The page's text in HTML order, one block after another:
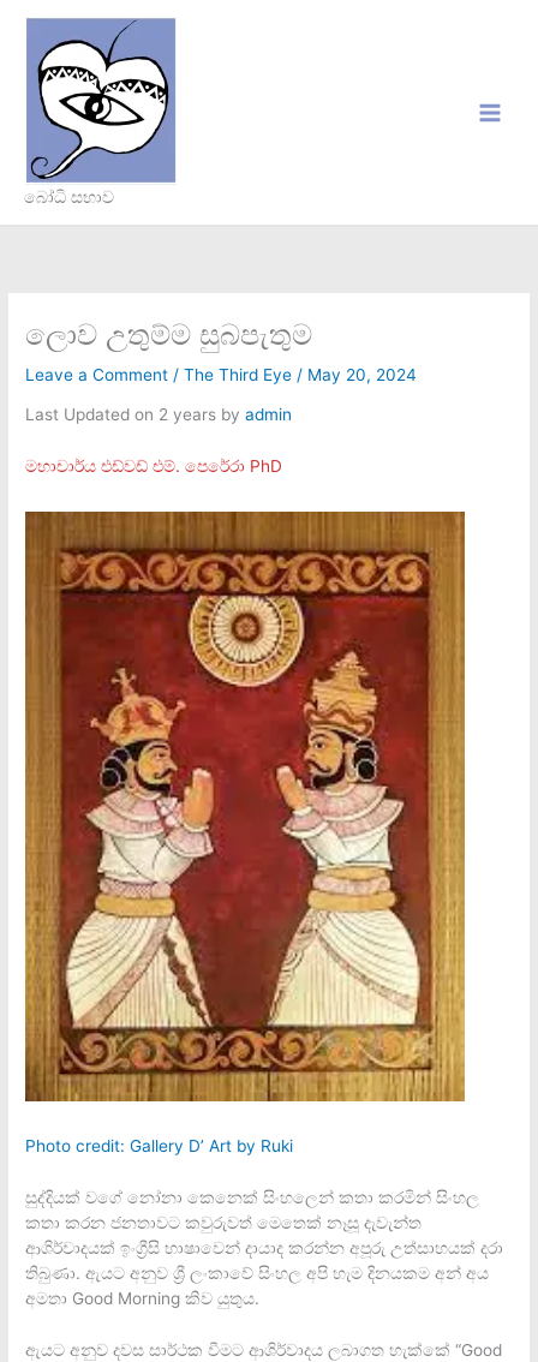
content
බෝධි සභාව
ලොව උතුම්ම සුබපැතුම
Leave a Comment /The Third Eye / May 20, 2024
Last Updated on 2 years byadmin
මහාචාර්ය එඩ්වඩ් එම්. පෙරේරා PhD
Photo credit: Gallery D’ Art by Ruki
සුද්දියක් වගේ නෝනා කෙනෙක් සිංහලෙන් කතා කරමින් සිංහල
කතා කරන ජනතාවට කවුරුවත් මෙතෙක් නෑසූ දැවැන්ත
ආශිර්වාදයක් ඉංග්‍රීසි භාෂාවෙන් දායාද කරන්න අපූරු උත්සාහයක් දරා
තිබුණා. ඇයට අනුව ශ්‍රී ලංකාවේ සිංහල අපි හැම දිනයකම අන් අය
අමතා Good Morning කිව යුතුය.
ඇයට අනුව දවස සාර්ථක වීමට ආශිර්වාදය ලබාගත හැක්කේ “Good